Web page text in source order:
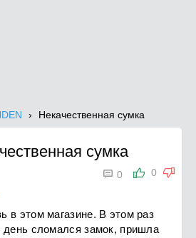
Некачественная сумка
сумка
0
 0
в этом магазине. В этом раз
день сломался замок, пришла